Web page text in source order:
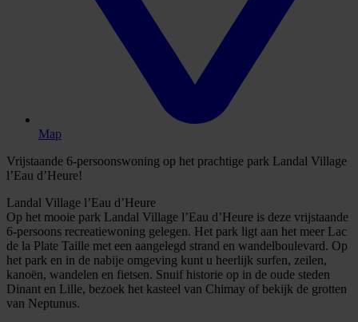
Map
Vrijstaande 6-persoonswoning op het prachtige park Landal Village
l’Eau d’Heure!
Landal Village l’Eau d’Heure
Op het mooie park Landal Village l’Eau d’Heure is deze vrijstaande
6-persoons recreatiewoning gelegen. Het park ligt aan het meer Lac
de la Plate Taille met een aangelegd strand en wandelboulevard. Op
het park en in de nabije omgeving kunt u heerlijk surfen, zeilen,
kanoën, wandelen en fietsen. Snuif historie op in de oude steden
Dinant en Lille, bezoek het kasteel van Chimay of bekijk de grotten
van Neptunus.